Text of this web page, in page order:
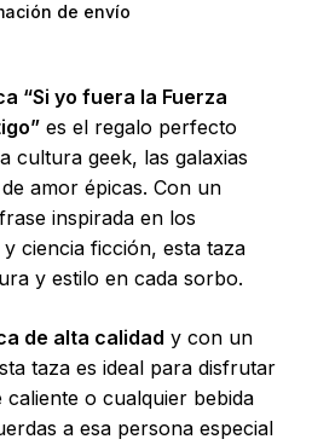
de envío
“Si yo fuera la Fuerza
es el regalo perfecto
cultura geek, las galaxias
amor épicas. Con un
inspirada en los
ciencia ficción, esta taza
y estilo en cada sorbo.
de alta calidad y con un
taza es ideal para disfrutar
o cualquier bebida
a esa persona especial